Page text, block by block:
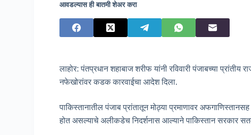
आवडल्यास ही बातमी शेअर करा
लाहोर: पंतप्रधान शहाबाज शरीफ यांनी रविवारी पंजाबच्या
नफेखोरांवर कडक कारवाईचा आदेश दिला.
पाकिस्तानातील पंजाब प्रांतातून मोठ्या प्रमाणावर
होत असल्याचे अलीकडेच निदर्शनास आल्याने पाकिस्तान सरकार